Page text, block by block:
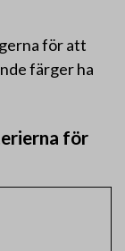
för att
färger ha
för